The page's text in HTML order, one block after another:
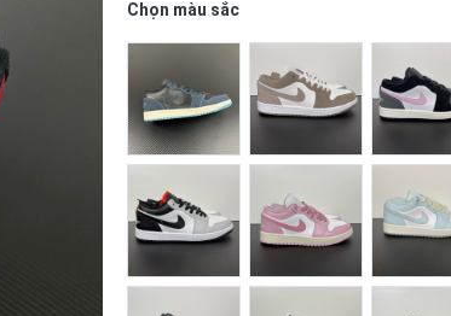
Chọn màu sắc